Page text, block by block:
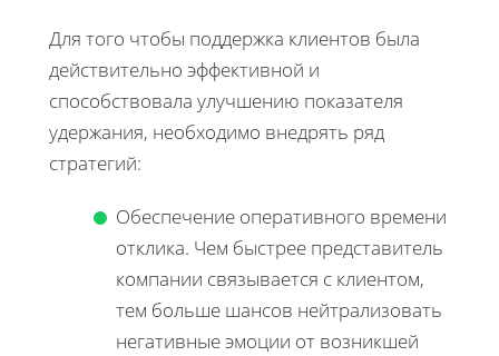
Для того чтобы поддержка клиентов была
действительно эффективной и
способствовала улучшению показателя
удержания, необходимо внедрять ряд
стратегий:
Обеспечение оперативного времени
отклика. Чем быстрее представитель
компании связывается с клиентом,
тем больше шансов нейтрализовать
негативные эмоции от возникшей